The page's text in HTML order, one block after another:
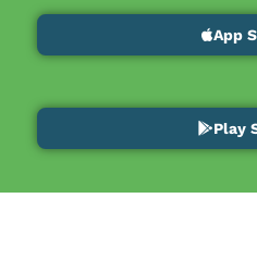
App
Play